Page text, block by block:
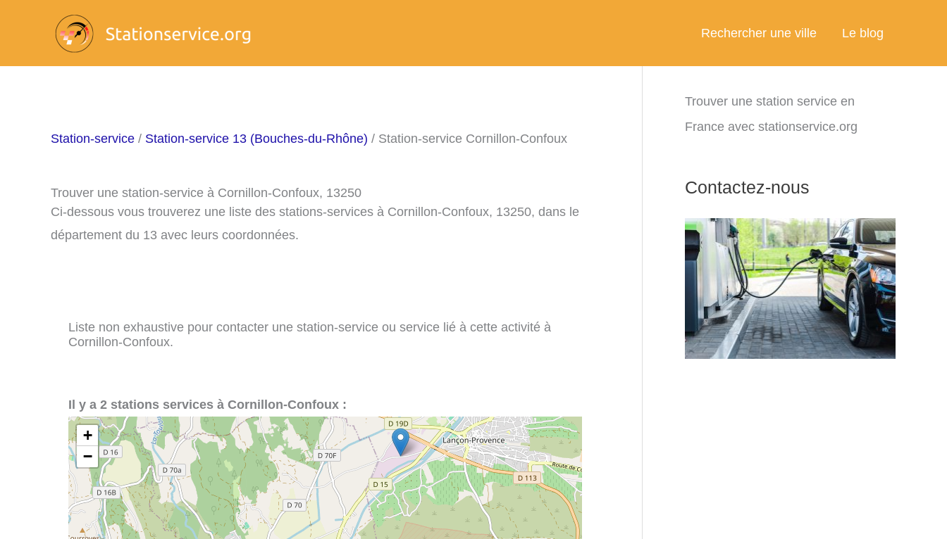
Rechercher une ville Le blog
Station-service / Station-service 13 (Bouches-du-Rhône) / Station-service Cornillon-Confoux
Trouver une station-service à Cornillon-Confoux, 13250
Ci-dessous vous trouverez une liste des stations-services à Cornillon-Confoux, 13250, dans le
département du 13 avec leurs coordonnées.
Liste non exhaustive pour contacter une station-service ou service lié à cette activité à
Cornillon-Confoux.
Il y a 2 stations services à Cornillon-Confoux :
+
−
Trouver une station service en
France avec stationservice.org
Contactez-nous